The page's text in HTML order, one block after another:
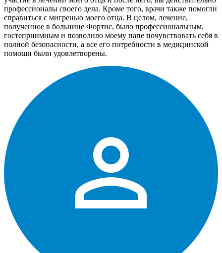
профессионалы своего дела. Кроме того, врачи также помогли
справиться с мигренью моего отца. В целом, лечение,
полученное в больнице Фортис, было профессиональным,
гостеприимным и позволило моему папе почувствовать себя в
полной безопасности, а все его потребности в медицинской
помощи были удовлетворены.